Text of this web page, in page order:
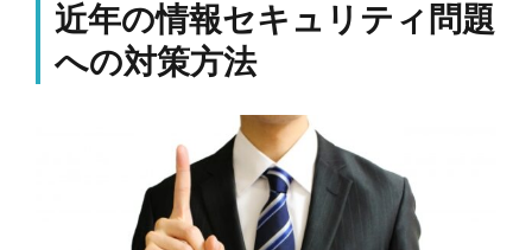
近年の情報セキュリティ問題
への対策方法